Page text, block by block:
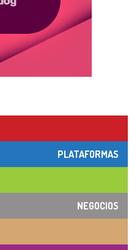
PLATAFORMAS
NEGOCIOS